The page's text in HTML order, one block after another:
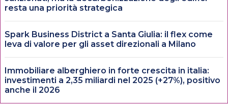
resta una priorità strategica
Spark Business District a Santa Giulia: il flex come
leva di valore per gli asset direzionali a Milano
Immobiliare alberghiero in forte crescita in italia:
investimenti a 2,35 miliardi nel 2025 (+27%), positivo
anche il 2026